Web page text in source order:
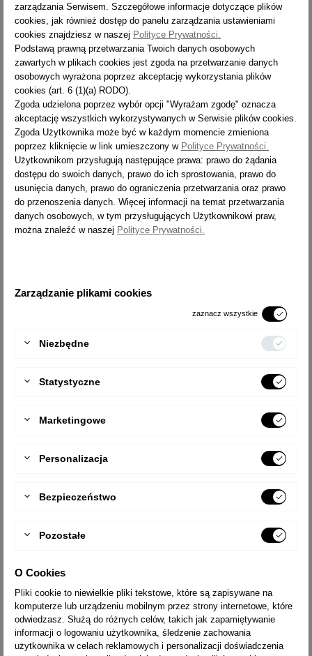
Producent:
ALVE spol. s r.o.
Veřovice, č.p. 80
742 73 Veřovice
Republika Czeska
alve@alve.cz
Alve ocena ryzyka
Alve instrukcja drabin
DRABINA ALUMINIOWA PRZEGUBOWA
WIELOFUNKCYJNA PROFESJONALNA 2X4
FORTE 4204
Stopień
Cena
185,00 zł
DRABINA ALUMINIOWA PRZEGUBOWA
Stopka / stopki do
stabilizatora drabiny
20x60 mm
Stopka do drabin
uniwersalnych
Cena
36,00 zł
zarządzania Serwisem. Szczegółowe informacje dotyczące plików
cookies, jak również dostęp do panelu zarządzania ustawieniami
cookies znajdziesz w naszej Polityce Prywatności.
Podstawą prawną przetwarzania Twoich danych osobowych
zawartych w plikach cookies jest zgoda na przetwarzanie danych
osobowych wyrażona poprzez akceptację wykorzystania plików
cookies (art. 6 (1)(a) RODO).
Zgoda udzielona poprzez wybór opcji "Wyrażam zgodę" oznacza
akceptację wszystkich wykorzystywanych w Serwisie plików cookies.
Zgoda Użytkownika może być w każdym momencie zmieniona
poprzez kliknięcie w link umieszczony w Polityce Prywatności.
Użytkownikom przysługują następujące prawa: prawo do żądania
dostępu do swoich danych, prawo do ich sprostowania, prawo do
usunięcia danych, prawo do ograniczenia przetwarzania oraz prawo
do przenoszenia danych. Więcej informacji na temat przetwarzania
danych osobowych, w tym przysługujących Użytkownikowi praw,
można znaleźć w naszej Polityce Prywatności.
Zarządzanie plikami cookies
zaznacz wszystkie
Niezbędne
Statystyczne
Marketingowe
Personalizacja
Bezpieczeństwo
Pozostałe
O Cookies
Pliki cookie to niewielkie pliki tekstowe, które są zapisywane na
komputerze lub urządzeniu mobilnym przez strony internetowe, które
odwiedzasz. Służą do różnych celów, takich jak zapamiętywanie
informacji o logowaniu użytkownika, śledzenie zachowania
użytkownika w celach reklamowych i personalizacji doświadczenia